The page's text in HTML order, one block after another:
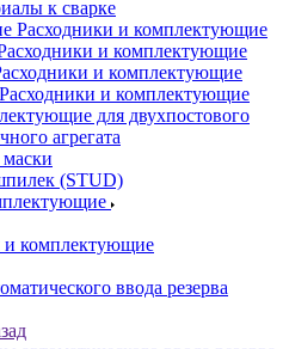
к сварке
Расходники и комплектующие
и комплектующие
и комплектующие
и комплектующие
для двухпостового
агрегата
(STUD)
комплектующие
ввода резерва